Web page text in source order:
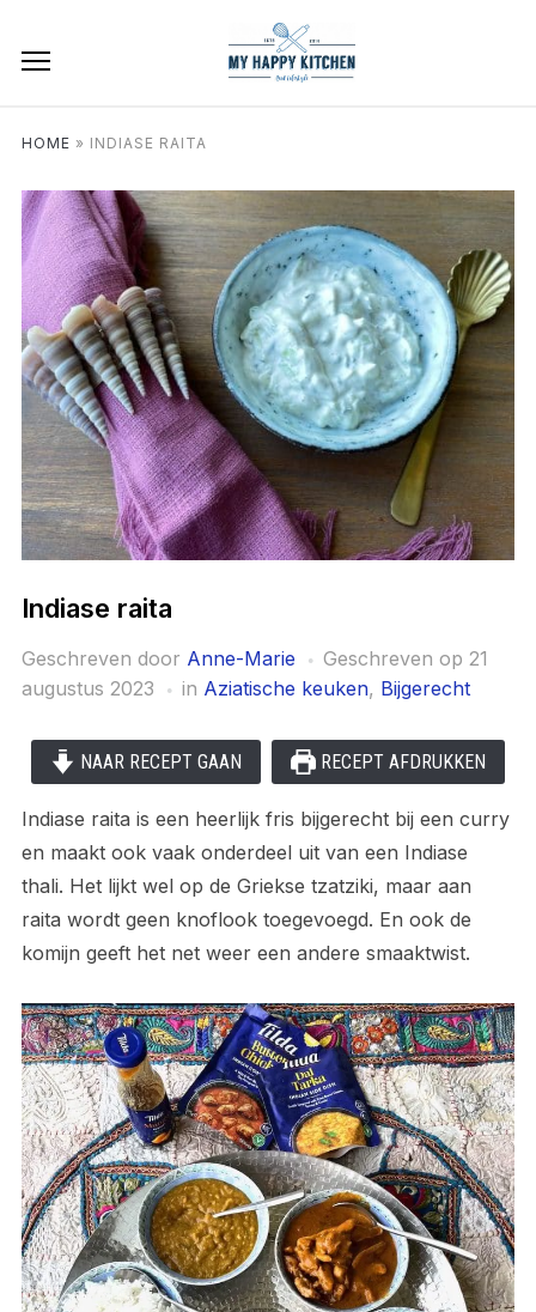
HOME » INDIASE RAITA
Indiase raita
Geschreven door Anne-Marie Geschreven op 21
augustus 2023
in Aziatische keuken, Bijgerecht
NAAR RECEPT GAAN RECEPT AFDRUKKEN
Indiase raita is een heerlijk fris bijgerecht bij een curry
en maakt ook vaak onderdeel uit van een Indiase
thali. Het lijkt wel op de Griekse tzatziki, maar aan
raita wordt geen knoflook toegevoegd. En ook de
komijn geeft het net weer een andere smaaktwist.